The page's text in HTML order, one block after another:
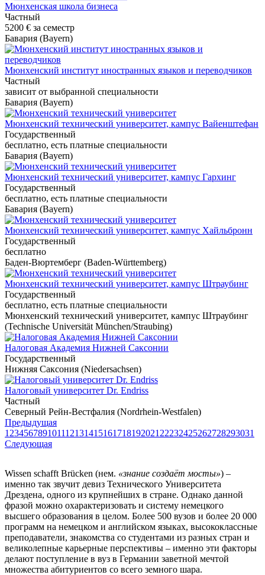
Мюнхенская школа бизнеса
Частный
5200 € за семестр
Бавария (Bayern)
Мюнхенский институт иностранных языков и переводчиков
Частный
зависит от выбранной специальности
Бавария (Bayern)
Мюнхенский технический университет, кампус Вайенштефан
Государственный
бесплатно, есть платные специальности
Бавария (Bayern)
Мюнхенский технический университет, кампус Гархинг
Государственный
бесплатно, есть платные специальности
Бавария (Bayern)
Мюнхенский технический университет, кампус Хайльбронн
Государственный
бесплатно
Баден-Вюртемберг (Baden-Württemberg)
Мюнхенский технический университет, кампус Штраубинг
Государственный
бесплатно, есть платные специальности
Мюнхенский технический университет, кампус Штраубинг
(Technische Universität München/Straubing)
Налоговая Академия Нижней Саксонии
Государственный
Нижняя Саксония (Niedersachsen)
Налоговый университет Dr. Endriss
Частный
Северный Рейн-Вестфалия (Nordrhein-Westfalen)
Предыдущая
1 23456789101112131415161718192021 22232425262728293031
Следующая
Wissen schafft Brücken (нем. «знание создаёт мосты») –
именно так звучит девиз Технического Университета
Дрездена, одного из крупнейших в стране. Однако данной
фразой можно охарактеризовать и систему немецкого
высшего образования в целом. Более 500 вузов и более 20 000
программ на немецком и английском языках, высококлассные
преподаватели, знакомства со студентами из разных стран и
великолепные карьерные перспективы – именно эти факторы
делают поступление в вуз в Германии заветной мечтой
множества абитуриентов со всего земного шара.